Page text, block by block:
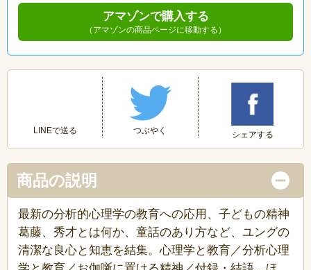
アマゾンで購入する
（アマゾンの商品ページに移動する）
LINEで送る つぶやく シェアする
商品の説明
最新の分析的心理学の教育への応用、子どもの精神
葛藤、秀才とは何か、童話のあり方など、ユングの
清潔な良心と知恵を結集。心理学と教育／分析心理